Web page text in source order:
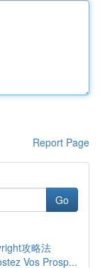
Report Page
Go
攻略法
Vos Prosp...